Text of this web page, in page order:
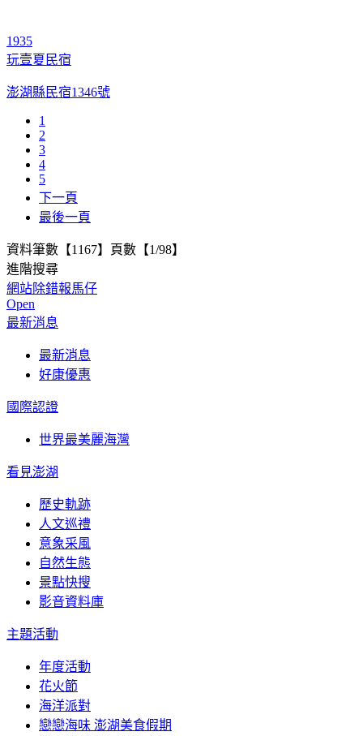
1935
玩壹夏民宿
澎湖縣民宿1346號
1
2
3
4
5
下一頁
最後一頁
資料筆數【1167】頁數【1/98】
進階搜尋
網站除錯報馬仔
Open
最新消息
最新消息
好康優惠
國際認證
世界最美麗海灣
看見澎湖
歷史軌跡
人文巡禮
意象采風
自然生態
景點快搜
影音資料庫
主題活動
年度活動
花火節
海洋派對
戀戀海味 澎湖美食假期